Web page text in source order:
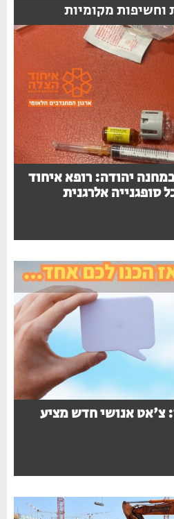
מקומיות
יהודה: רופא איחוד
אלרגנית
אנושי חדש מציע